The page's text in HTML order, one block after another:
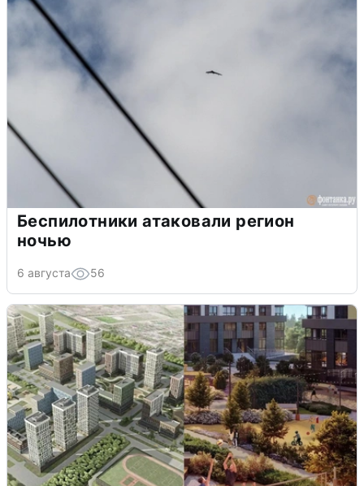
Беспилотники атаковали регион
ночью
6 августа 56